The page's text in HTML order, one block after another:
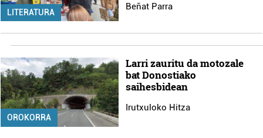
LITERATURA
Beñat Parra
OROKORRA
Larri zauritu da motozale
bat Donostiako
saihesbidean
Irutxuloko Hitza